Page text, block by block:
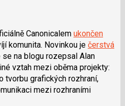
Canonicalem ukončen
komunita. Novinkou je čerstvá
se na blogu rozepsal Alan
vztah mezi oběma projekty:
tvorbu grafických rozhraní,
mezi rozhraními